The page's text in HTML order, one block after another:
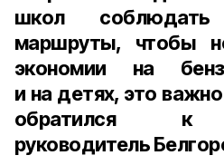
школ соблюдать
маршруты, чтобы
экономии на
и на детях, это
обратился к
руководитель